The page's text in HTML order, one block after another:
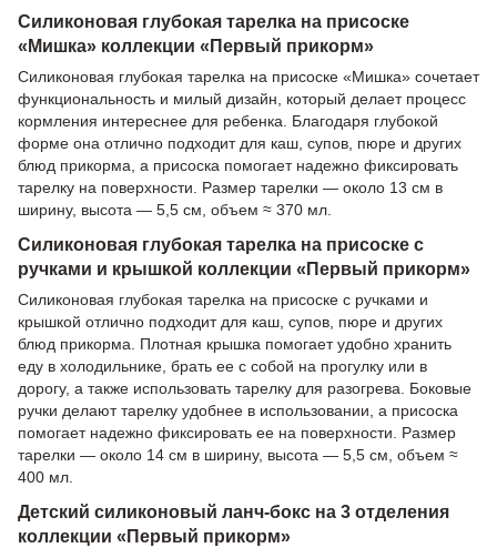
Силиконовая глубокая тарелка на присоске
«Мишка» коллекции «Первый прикорм»
Силиконовая глубокая тарелка на присоске «Мишка» сочетает
функциональность и милый дизайн, который делает процесс
кормления интереснее для ребенка. Благодаря глубокой
форме она отлично подходит для каш, супов, пюре и других
блюд прикорма, а присоска помогает надежно фиксировать
тарелку на поверхности. Размер тарелки — около 13 см в
ширину, высота — 5,5 см, объем ≈ 370 мл.
Силиконовая глубокая тарелка на присоске с
ручками и крышкой коллекции «Первый прикорм»
Силиконовая глубокая тарелка на присоске с ручками и
крышкой отлично подходит для каш, супов, пюре и других
блюд прикорма. Плотная крышка помогает удобно хранить
еду в холодильнике, брать ее с собой на прогулку или в
дорогу, а также использовать тарелку для разогрева. Боковые
ручки делают тарелку удобнее в использовании, а присоска
помогает надежно фиксировать ее на поверхности. Размер
тарелки — около 14 см в ширину, высота — 5,5 см, объем ≈
400 мл.
Детский силиконовый ланч-бокс на 3 отделения
коллекции «Первый прикорм»